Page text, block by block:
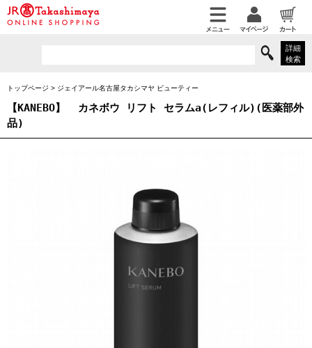
詳細
検索
トップページ > ジェイアール名古屋タカシマヤ ビューティー
【KANEBO】 カネボウ リフト セラムa(レフィル)(医薬部外
品)